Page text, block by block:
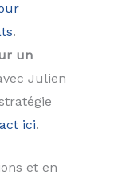
.
un
Julien
ici.
et en